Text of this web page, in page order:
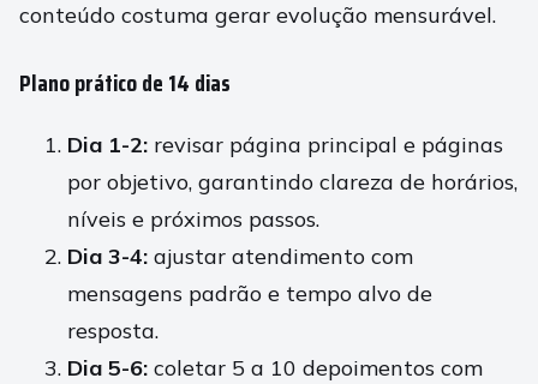
conteúdo costuma gerar evolução mensurável.
Plano prático de 14 dias
Dia 1-2: revisar página principal e páginas
por objetivo, garantindo clareza de horários,
níveis e próximos passos.
Dia 3-4: ajustar atendimento com
mensagens padrão e tempo alvo de
resposta.
Dia 5-6: coletar 5 a 10 depoimentos com